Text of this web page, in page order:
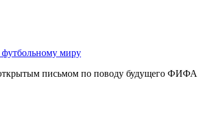
миру
письмом по поводу будущего ФИФА